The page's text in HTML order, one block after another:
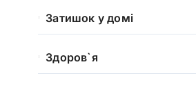
Затишок у домі
Здоров`я